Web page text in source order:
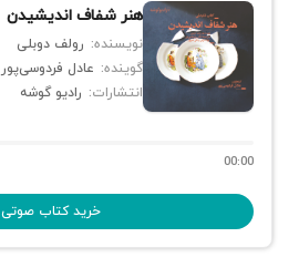
هنر شفاف اندیشیدن
نویسنده: رولف دوبلی
گوینده: عادل فردوسی‌پور
انتشارات: رادیو گوشه
00:00
خرید کتاب صوتی